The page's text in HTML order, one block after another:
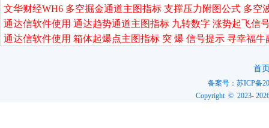
文华财经WH6 多空掘金通道主图指标 支撑压力附图公式 多空
通达信软件使用 通达趋势通道主图指标 九转数字 涨势起飞信
通达信软件使用 箱体起爆点主图指标 突 爆 信号提示 寻幸福
首
备案号：苏ICP备
Copyright © 2023-